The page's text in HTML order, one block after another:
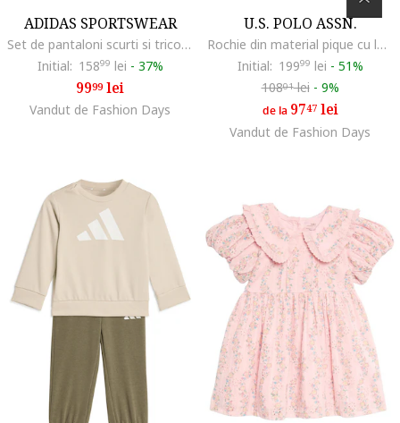
ADIDAS SPORTSWEAR
Set de pantaloni scurti si tricou cu imprimeu logo, Albastru pastel/Albastru royal/Alb optic
Initial: 15899 lei - 37%
9999lei
Vandut de Fashion Days
U.S. POLO ASSN.
Rochie din material pique cu logo, Alb
Initial: 19999 lei - 51%
10801lei - 9%
de la 9747lei
Vandut de Fashion Days